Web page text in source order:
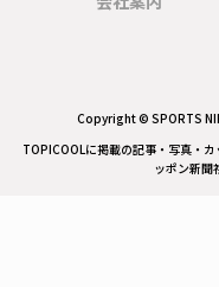
Copyright © SPORTS
TOPICOOLに掲載の記事・写真・
ッポン新聞